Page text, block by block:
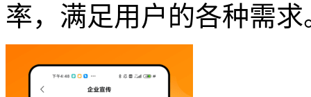
率，满足用户的各种需求